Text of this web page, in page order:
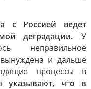
с Россией ведёт
деградации. У
неправильное
и дальше
процессы в
указывают, что в